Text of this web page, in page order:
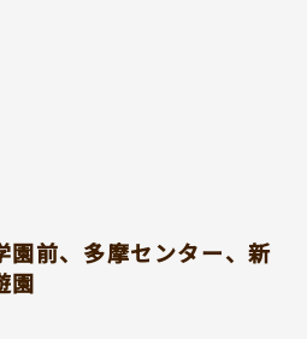
園前、多摩センター、新
園